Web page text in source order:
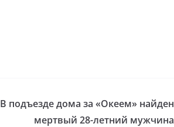
В подъезде дома за «Океем» найден
мертвый 28-летний мужчина